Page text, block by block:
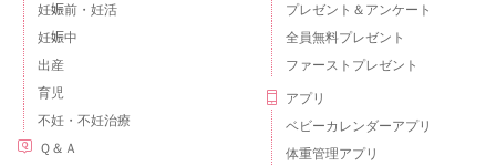
妊娠前・妊活
妊娠中
出産
育児
不妊・不妊治療
Ｑ＆Ａ
プレゼント＆アンケート
全員無料プレゼント
ファーストプレゼント
アプリ
ベビーカレンダーアプリ
体重管理アプリ